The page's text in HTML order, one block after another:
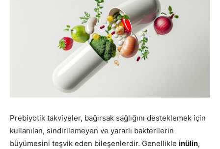
Prebiyotik takviyeler, bağırsak sağlığını desteklemek için
kullanılan, sindirilemeyen ve yararlı bakterilerin
büyümesini teşvik eden bileşenlerdir. Genellikle inülin,